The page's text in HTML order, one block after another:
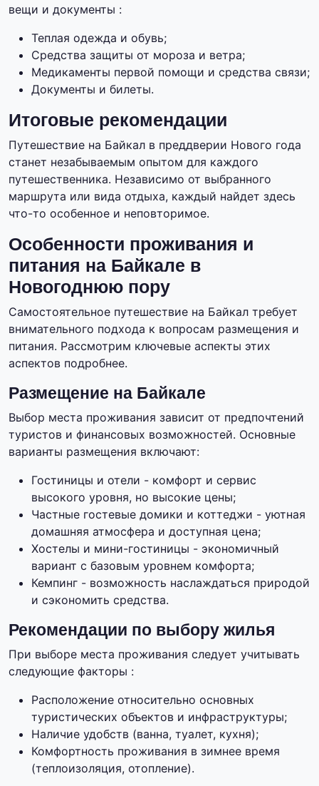
вещи и документы :
Теплая одежда и обувь;
Средства защиты от мороза и ветра;
Медикаменты первой помощи и средства связи;
Документы и билеты.
Итоговые рекомендации
Путешествие на Байкал в преддверии Нового года
станет незабываемым опытом для каждого
путешественника. Независимо от выбранного
маршрута или вида отдыха, каждый найдет здесь
что-то особенное и неповторимое.
Особенности проживания и
питания на Байкале в
Новогоднюю пору
Самостоятельное путешествие на Байкал требует
внимательного подхода к вопросам размещения и
питания. Рассмотрим ключевые аспекты этих
аспектов подробнее.
Размещение на Байкале
Выбор места проживания зависит от предпочтений
туристов и финансовых возможностей. Основные
варианты размещения включают:
Гостиницы и отели - комфорт и сервис
высокого уровня, но высокие цены;
Частные гостевые домики и коттеджи - уютная
домашняя атмосфера и доступная цена;
Хостелы и мини-гостиницы - экономичный
вариант с базовым уровнем комфорта;
Кемпинг - возможность наслаждаться природой
и сэкономить средства.
Рекомендации по выбору жилья
При выборе места проживания следует учитывать
следующие факторы :
Расположение относительно основных
туристических объектов и инфраструктуры;
Наличие удобств (ванна, туалет, кухня);
Комфортность проживания в зимнее время
(теплоизоляция, отопление).